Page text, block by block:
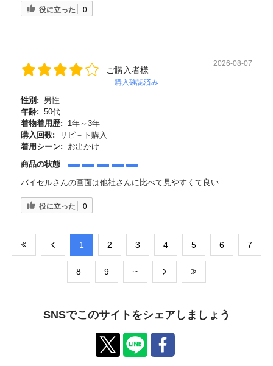
役に立った 0
ご購入者様
購入確認済み
2026-08-07
性別:
男性
年齢: 50代
着物着用歴:
1年～3年
購入回数:
リピ－ト購入
着用シーン:
お出かけ
商品の状態
バイセルさんの画面は他社さんに比べて見やすくて良い
役に立った 0
​1 ​2 ​3 ​4 ​5 ​6 ​7
​8 ​9
SNSでこのサイトをシェアしましょう